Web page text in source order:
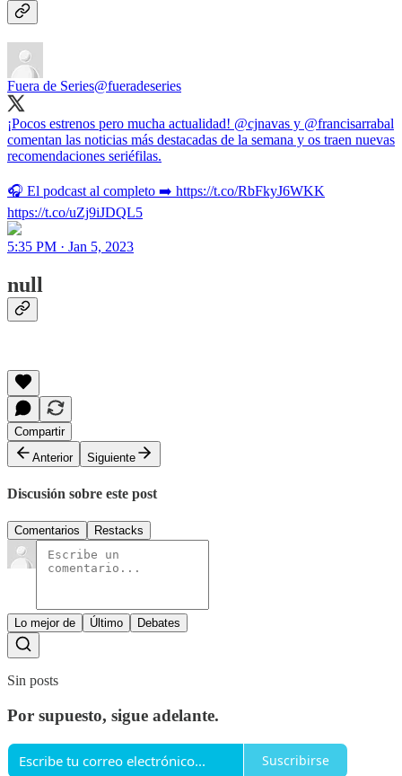
Fuera de Series@fueradeseries
¡Pocos estrenos pero mucha actualidad! @cjnavas y @francisarrabal
comentan las noticias más destacadas de la semana y os traen nuevas
recomendaciones seriéfilas.
🎧 El podcast al completo ➡️ https://t.co/RbFkyJ6WKK
https://t.co/uZj9iJDQL5
5:35 PM · Jan 5, 2023
null
Compartir
Anterior
Siguiente
Discusión sobre este post
Comentarios Restacks
Lo mejor de Último Debates
Sin posts
Por supuesto, sigue adelante.
Suscribirse